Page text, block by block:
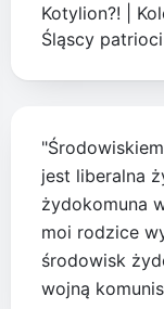
Kotylion?!
Śląscy patrioci
jest liberalna
żydokomuna
moi rodzice
środowisk
wojną